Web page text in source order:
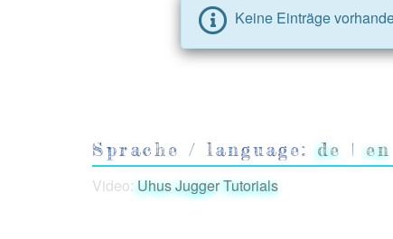
Keine Einträge
Sprache / language:de |en
Video:Uhus Jugger Tutorials